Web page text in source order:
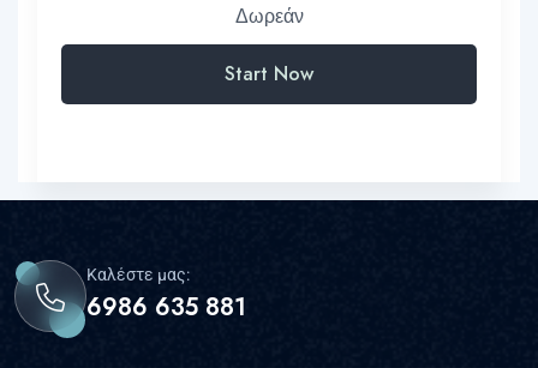
Δωρεάν
Start Now
Καλέστε μας:
6986 635 881